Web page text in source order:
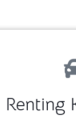
Renting